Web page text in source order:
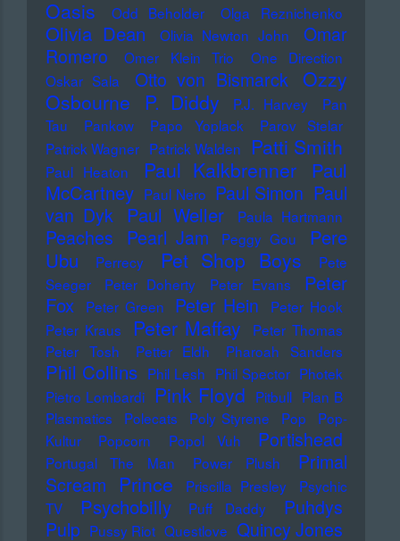
Oasis Odd Beholder Olga Reznichenko
Olivia Dean Olivia Newton John
Omar
Romero
Omer Klein Trio
One Direction
Oskar Sala
Otto von Bismarck Ozzy
Osbourne
P. Diddy P.J. Harvey
Pan
Tau
Pankow Papo Yoplack
Parov Stelar
Patrick Wagner Patrick Walden Patti Smith
Paul Heaton Paul Kalkbrenner
Paul
McCartney Paul Nero Paul Simon Paul
van Dyk Paul Weller Paula Hartmann
Peaches Pearl Jam Peggy Gou
Pere
Ubu
Perrecy Pet Shop Boys
Pete
Seeger
Peter Doherty Peter Evans
Peter
Fox
Peter Green Peter Hein
Peter Hook
Peter Kraus
Peter Maffay
Peter Thomas
Peter Tosh
Petter Eldh Pharoah Sanders
Phil Collins Phil Lesh Phil Spector Photek
Pietro Lombardi
Pink Floyd Pitbull Plan B
Plasmatics
Polecats Poly Styrene Pop
Pop-
Kultur
Popcorn Popol Vuh Portishead
Portugal The Man Power Plush
Primal
Scream
Prince Priscilla Presley
Psychic
TV
Psychobilly Puff Daddy
Puhdys
Pulp Pussy Riot Questlove Quincy Jones